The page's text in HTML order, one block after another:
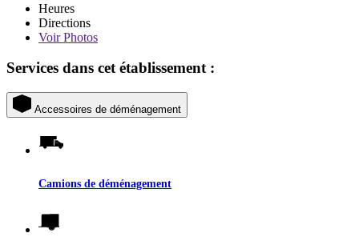
Heures
Directions
VoirPhotos
Services dans cet établissement :
Accessoires de déménagement
Camions de déménagement